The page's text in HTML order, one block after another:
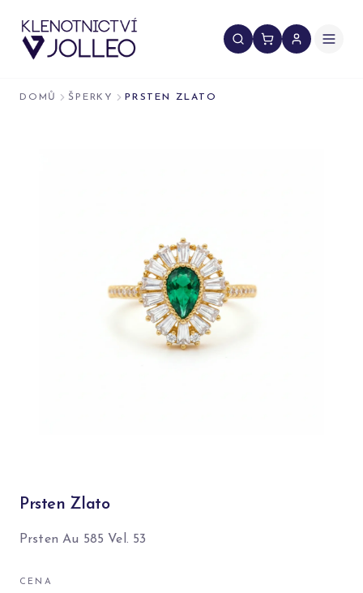
DOMŮ ŠPERKY PRSTEN ZLATO
Prsten Zlato
Prsten Au 585 Vel. 53
CENA